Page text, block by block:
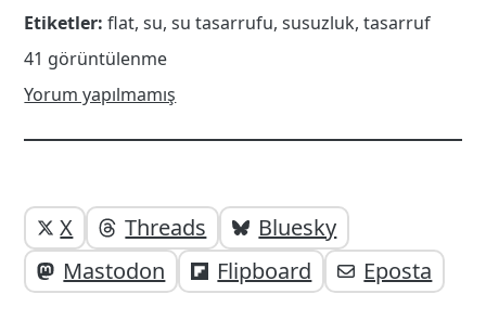
Etiketler: flat,su,su tasarrufu,susuzluk,tasarruf
41 görüntülenme
Yorum yapılmamış
Yazı
altı
elemanları
Yazıyı
paylaşabilirsiniz;
X Threads
Bluesky
Mastodon
Flipboard Eposta